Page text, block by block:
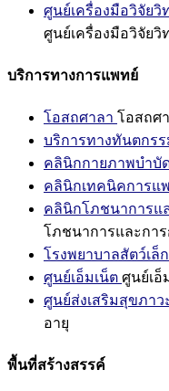
ศูนย์เครื่องมือวิจัยวิ
ศูนย์เครื่องมือวิจัยวิ
บริการทางการแพทย์
โอสถศาลา โอสถศ
บริการทางทันตกรร
คลินิกกายภาพบำบั
คลินิกเทคนิคการแ
คลินิกโภชนาการแ
โภชนาการและกา
โรงพยาบาลสัตว์เล็
ศูนย์เอ็มเน็ต ศูนย์เอ็
ศูนย์ส่งเสริมสุขภาว
อายุ
พื้นที่สร้างสรรค์